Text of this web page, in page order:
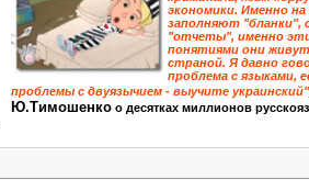
экономики. Именно
заполняют "бланки",
"отчеты", именно
понятиями они
страной. Я давно
проблема с языками,
проблемы с двуязычием - выучите украинский"
Ю.Тимошенко о десятках миллионов